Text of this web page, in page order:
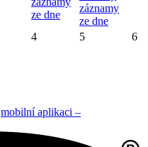
ze dne
záznamy
ze dne
4 5 6
mobilní aplikaci –